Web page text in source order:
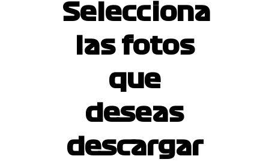
Selecciona
las fotos
que
deseas
descargar